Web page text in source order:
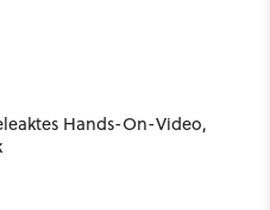
Hands-On-Video,